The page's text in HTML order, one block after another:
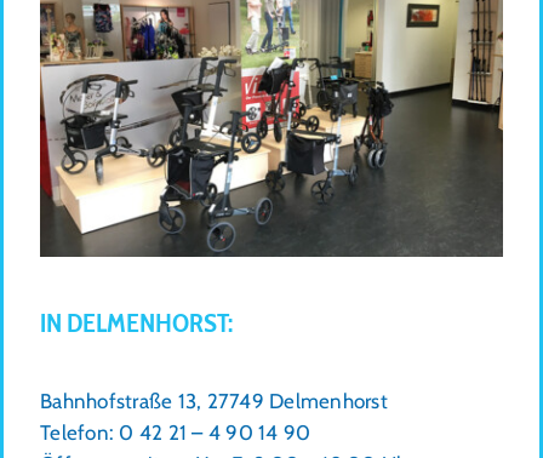
IN DELMENHORST:
Bahnhofstraße 13, 27749 Delmenhorst
Telefon: 0 42 21 – 4 90 14 90